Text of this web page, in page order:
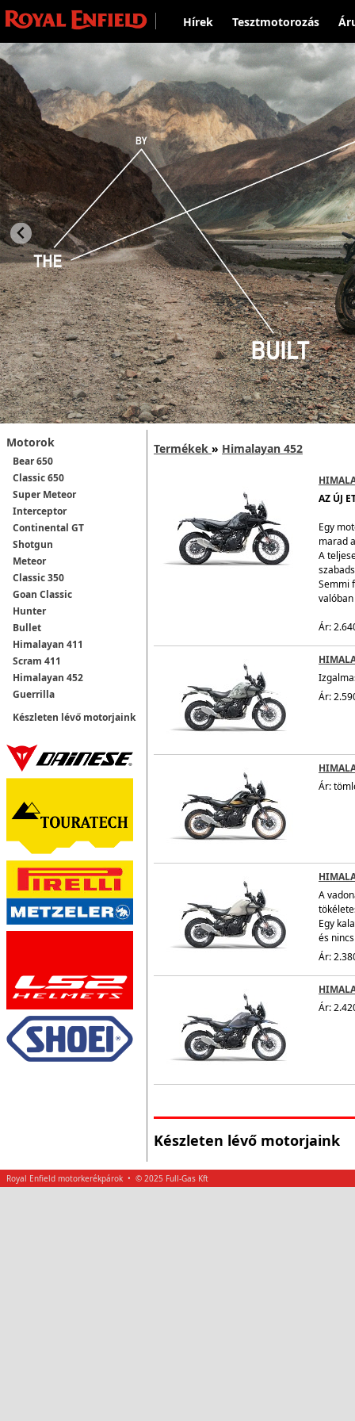
Hírek Tesztmotorozás
Motorok
Bear 650
Classic 650
Super Meteor
Interceptor
Continental GT
Shotgun
Meteor
Classic 350
Goan Classic
Hunter
Bullet
Himalayan 411
Scram 411
Himalayan 452
Guerrilla
Készleten lévő motorjaink
Termékek » Himalayan 452
AZ ÚJ
Egy
marad
A
Semmi
Ár:
Ár:
Ár:
A
Egy
és
Ár:
Ár:
Készleten lévő motorjaink
Royal Enfield motorkerékpárok • © 2025 Full-Gas Kft